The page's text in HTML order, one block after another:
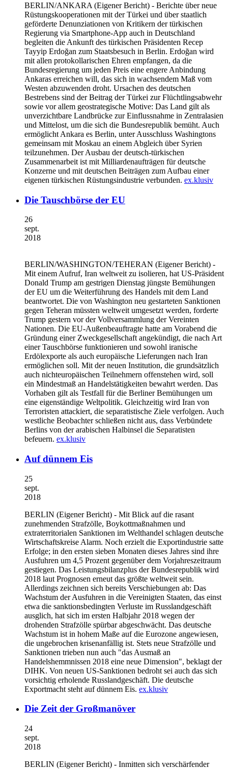
BERLIN/ANKARA (Eigener Bericht) - Berichte über neue
Rüstungskooperationen mit der Türkei und über staatlich
geförderte Denunziationen von Kritikern der türkischen
Regierung via Smartphone-App auch in Deutschland
begleiten die Ankunft des türkischen Präsidenten Recep
Tayyip Erdoğan zum Staatsbesuch in Berlin. Erdoğan wird
mit allen protokollarischen Ehren empfangen, da die
Bundesregierung um jeden Preis eine engere Anbindung
Ankaras erreichen will, das sich in wachsendem Maß vom
Westen abzuwenden droht. Ursachen des deutschen
Bestrebens sind der Beitrag der Türkei zur Flüchtlingsabwehr
sowie vor allem geostrategische Motive: Das Land gilt als
unverzichtbare Landbrücke zur Einflussnahme in Zentralasien
und Mittelost, um die sich die Bundesrepublik bemüht. Auch
ermöglicht Ankara es Berlin, unter Ausschluss Washingtons
gemeinsam mit Moskau an einem Abgleich über Syrien
teilzunehmen. Der Ausbau der deutsch-türkischen
Zusammenarbeit ist mit Milliardenaufträgen für deutsche
Konzerne und mit deutschen Beiträgen zum Aufbau einer
eigenen türkischen Rüstungsindustrie verbunden. ex.klusiv
Die Tauschbörse der EU
26
sept.
2018
BERLIN/WASHINGTON/TEHERAN (Eigener Bericht) -
Mit einem Aufruf, Iran weltweit zu isolieren, hat US-Präsident
Donald Trump am gestrigen Dienstag jüngste Bemühungen
der EU um die Weiterführung des Handels mit dem Land
beantwortet. Die von Washington neu gestarteten Sanktionen
gegen Teheran müssten weltweit umgesetzt werden, forderte
Trump gestern vor der Vollversammlung der Vereinten
Nationen. Die EU-Außenbeauftragte hatte am Vorabend die
Gründung einer Zweckgesellschaft angekündigt, die nach Art
einer Tauschbörse funktionieren und sowohl iranische
Erdölexporte als auch europäische Lieferungen nach Iran
ermöglichen soll. Mit der neuen Institution, die grundsätzlich
auch nichteuropäischen Teilnehmern offenstehen wird, soll
ein Mindestmaß an Handelstätigkeiten bewahrt werden. Das
Vorhaben gilt als Testfall für die Berliner Bemühungen um
eine eigenständige Weltpolitik. Gleichzeitig wird Iran von
Terroristen attackiert, die separatistische Ziele verfolgen. Auch
westliche Beobachter schließen nicht aus, dass Verbündete
Berlins von der arabischen Halbinsel die Separatisten
befeuern. ex.klusiv
Auf dünnem Eis
25
sept.
2018
BERLIN (Eigener Bericht) - Mit Blick auf die rasant
zunehmenden Strafzölle, Boykottmaßnahmen und
extraterritorialen Sanktionen im Welthandel schlagen deutsche
Wirtschaftskreise Alarm. Noch erzielt die Exportindustrie satte
Erfolge; in den ersten sieben Monaten dieses Jahres sind ihre
Ausfuhren um 4,5 Prozent gegenüber dem Vorjahreszeitraum
gestiegen. Das Leistungsbilanzplus der Bundesrepublik wird
2018 laut Prognosen erneut das größte weltweit sein.
Allerdings zeichnen sich bereits Verschiebungen ab: Das
Wachstum der Ausfuhren in die Vereinigten Staaten, das einst
etwa die sanktionsbedingten Verluste im Russlandgeschäft
ausglich, hat sich im ersten Halbjahr 2018 wegen der
drohenden Strafzölle spürbar abgeschwächt. Das deutsche
Wachstum ist in hohem Maße auf die Eurozone angewiesen,
die ungebrochen krisenanfällig ist. Stets neue Strafzölle und
Sanktionen trieben nun auch "das Ausmaß an
Handelshemmnissen 2018 eine neue Dimension", beklagt der
DIHK. Von neuen US-Sanktionen bedroht sei auch das sich
vorsichtig erholende Russlandgeschäft. Die deutsche
Exportmacht steht auf dünnem Eis. ex.klusiv
Die Zeit der Großmanöver
24
sept.
2018
BERLIN (Eigener Bericht) - Inmitten sich verschärfender